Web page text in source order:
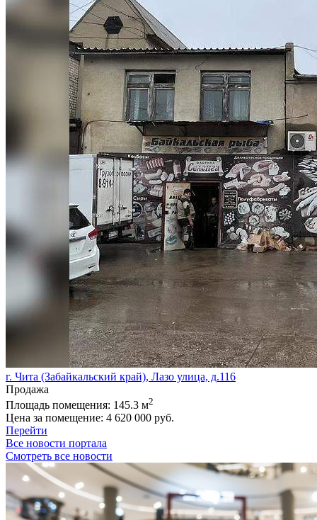
г. Чита (Забайкальский край), Лазо улица, д.116
Продажа
Площадь помещения: 145.3 м2
Цена за помещение: 4 620 000 руб.
Перейти
Все новости портала
Смотреть все новости